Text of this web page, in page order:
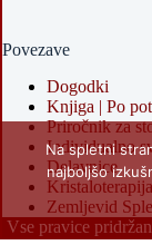
Povezave
Dogodki
Knjiga | Po
Priročnik za
Individualno
Delavnice
Kristaloterapija
Zemljevid
Vse pravice
Na spletni
najboljšo